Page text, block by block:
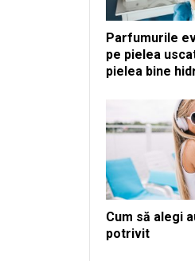
Parfumurile
pe pielea
pielea bine
Cum să alegi
potrivit